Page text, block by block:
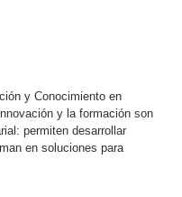
y Conocimiento en
y la formación son
permiten desarrollar
en soluciones para